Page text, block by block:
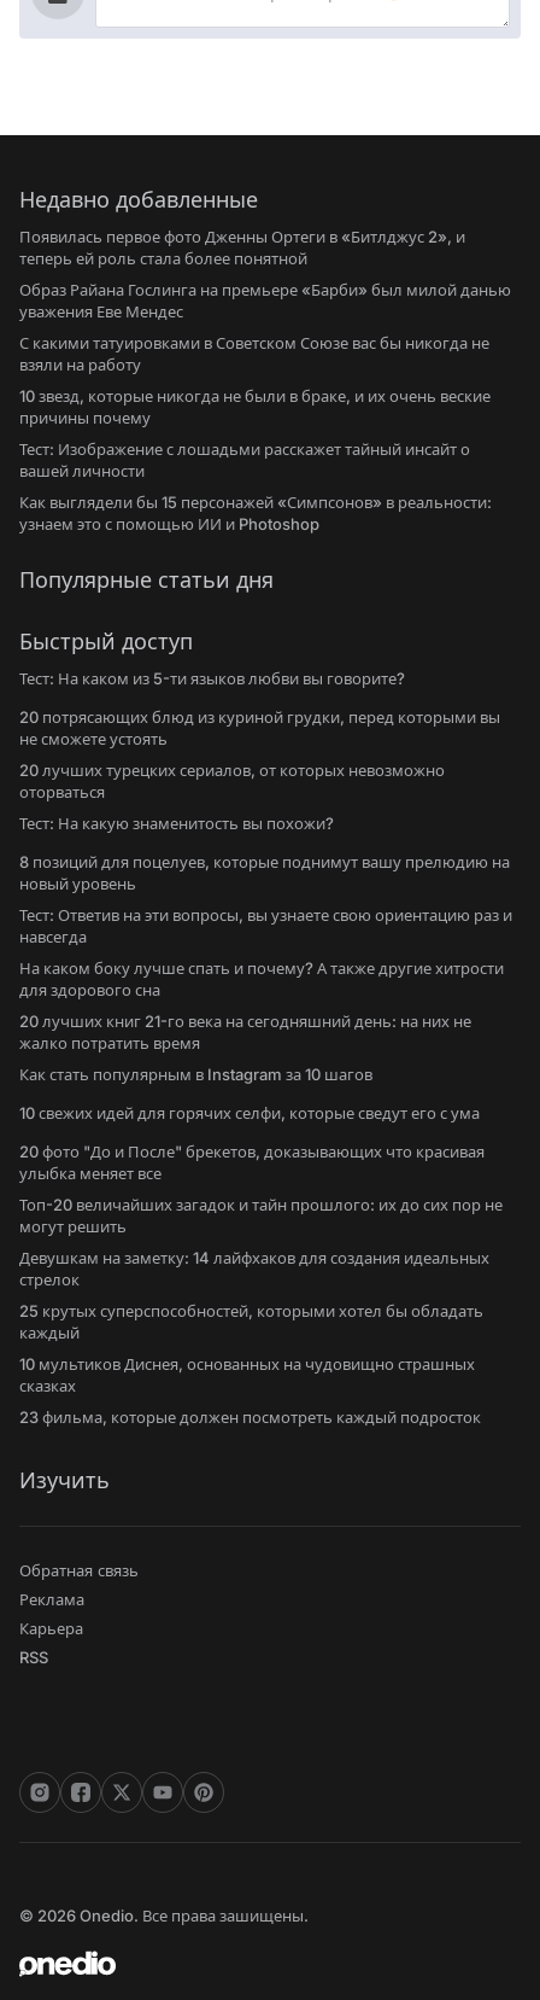
Недавно добавленные
Появилась первое фото Дженны Ортеги в «Битлджус 2», и
теперь ей роль стала более понятной
Образ Райана Гослинга на премьере «Барби» был милой данью
уважения Еве Мендес
С какими татуировками в Советском Союзе вас бы никогда не
взяли на работу
10 звезд, которые никогда не были в браке, и их очень веские
причины почему
Тест: Изображение с лошадьми расскажет тайный инсайт о
вашей личности
Как выглядели бы 15 персонажей «Симпсонов» в реальности:
узнаем это с помощью ИИ и Photoshop
Популярные статьи дня
Быстрый доступ
Тест: На каком из 5-ти языков любви вы говорите?
20 потрясающих блюд из куриной грудки, перед которыми вы
не сможете устоять
20 лучших турецких сериалов, от которых невозможно
оторваться
Тест: На какую знаменитость вы похожи?
8 позиций для поцелуев, которые поднимут вашу прелюдию на
новый уровень
Тест: Ответив на эти вопросы, вы узнаете свою ориентацию раз и
навсегда
На каком боку лучше спать и почему? А также другие хитрости
для здорового сна
20 лучших книг 21-го века на сегодняшний день: на них не
жалко потратить время
Как стать популярным в Instagram за 10 шагов
10 свежих идей для горячих селфи, которые сведут его с ума
20 фото "До и После" брекетов, доказывающих что красивая
улыбка меняет все
Топ-20 величайших загадок и тайн прошлого: их до сих пор не
могут решить
Девушкам на заметку: 14 лайфхаков для создания идеальных
стрелок
25 крутых суперспособностей, которыми хотел бы обладать
каждый
10 мультиков Диснея, основанных на чудовищно страшных
сказках
23 фильма, которые должен посмотреть каждый подросток
Изучить
Обратная связь
Реклама
Карьера
RSS
© 2026 Onedio. Все права зашищены.